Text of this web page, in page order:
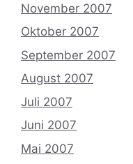
November 2007
Oktober 2007
September 2007
August 2007
Juli 2007
Juni 2007
Mai 2007